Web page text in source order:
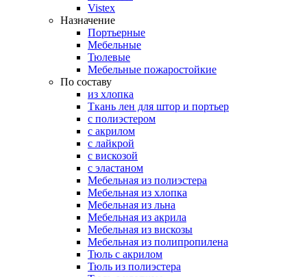
Vistex
Назначение
Портьерные
Мебельные
Тюлевые
Мебельные пожаростойкие
По составу
из хлопка
Ткань лен для штор и портьер
с полиэстером
с акрилом
с лайкрой
с вискозой
с эластаном
Мебельная из полиэстера
Мебельная из хлопка
Мебельная из льна
Мебельная из акрила
Мебельная из вискозы
Мебельная из полипропилена
Тюль с акрилом
Тюль из полиэстера